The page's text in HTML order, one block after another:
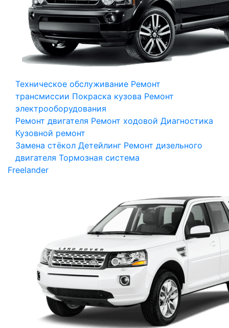
Техническое обслуживание Ремонт
трансмиссии Покраска кузова Ремонт
электрооборудования
Ремонт двигателя Ремонт ходовой Диагностика
Кузовной ремонт
Замена стёкол Детейлинг Ремонт дизельного
двигателя Тормозная система
Freelander